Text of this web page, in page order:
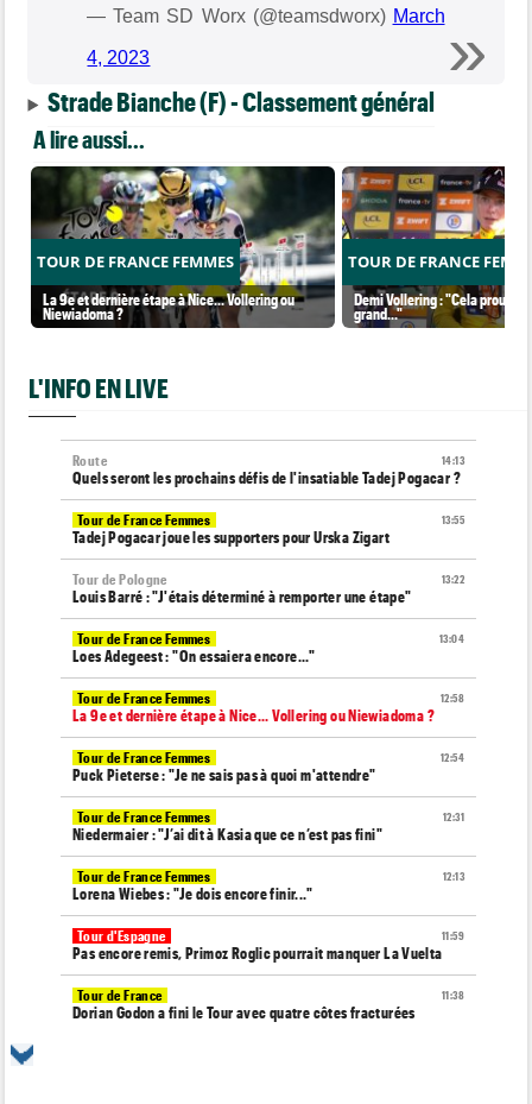
— Team SD Worx (@teamsdworx) March
4, 2023
Strade Bianche (F) - Classement général
A lire aussi...
TOUR DE FRANCE FEMMES
La 9e et dernière étape à Nice... Vollering ou
Niewiadoma ?
TOUR DE FRANCE
Demi Vollering : "Cela prouve
grand..."
L'INFO EN LIVE
14:13
Route
Quels seront les prochains défis de l'insatiable Tadej Pogacar ?
13:55
Tour de France Femmes
Tadej Pogacar joue les supporters pour Urska Zigart
13:22
Tour de Pologne
Louis Barré : "J'étais déterminé à remporter une étape"
13:04
Tour de France Femmes
Loes Adegeest : "On essaiera encore..."
12:58
Tour de France Femmes
La 9e et dernière étape à Nice... Vollering ou Niewiadoma ?
12:54
Tour de France Femmes
Puck Pieterse : "Je ne sais pas à quoi m'attendre"
12:31
Tour de France Femmes
Niedermaier : "J’ai dit à Kasia que ce n’est pas fini"
12:13
Tour de France Femmes
Lorena Wiebes : "Je dois encore finir..."
11:59
Tour d'Espagne
Pas encore remis, Primoz Roglic pourrait manquer La Vuelta
11:38
Tour de France
Dorian Godon a fini le Tour avec quatre côtes fracturées